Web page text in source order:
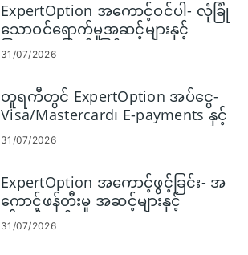
ExpertOption အကောင့်ဝင်ပါ- လုံခြုံ
သောဝင်ရောက်မှုအဆင့်များနှင့်
ပြဿနာဖြေရှင်းခြင်း
31/07/2026
တူရကီတွင် ExpertOption အပ်ငွေ-
Visa/Mastercard၊ E-payments နှင့်
Cryptocurrency
31/07/2026
ExpertOption အကောင့်ဖွင့်ခြင်း- အ
ကောင့်ဖန်တီးမှု အဆင့်များနှင့်
လိုအပ်ချက်များ
31/07/2026